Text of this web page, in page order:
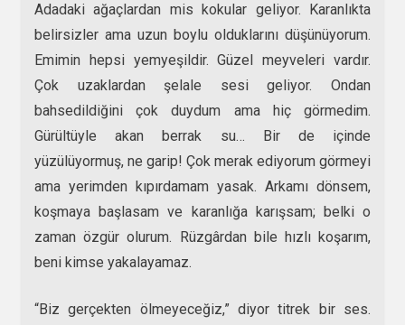
Adadaki ağaçlardan mis kokular geliyor. Karanlıkta
belirsizler ama uzun boylu olduklarını düşünüyorum.
Emimin hepsi yemyeşildir. Güzel meyveleri vardır.
Çok uzaklardan şelale sesi geliyor. Ondan
bahsedildiğini çok duydum ama hiç görmedim.
Gürültüyle akan berrak su… Bir de içinde
yüzülüyormuş, ne garip! Çok merak ediyorum görmeyi
ama yerimden kıpırdamam yasak. Arkamı dönsem,
koşmaya başlasam ve karanlığa karışsam; belki o
zaman özgür olurum. Rüzgârdan bile hızlı koşarım,
beni kimse yakalayamaz.
“Biz gerçekten ölmeyeceğiz,” diyor titrek bir ses.